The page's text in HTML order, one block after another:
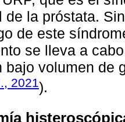
de la próstata.
de este
se lleva a
bajo volumen de
2021).